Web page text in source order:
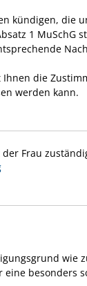
kündigen, die
1 MuSchG
die
werden kann.
Frau
wie
eine besonders